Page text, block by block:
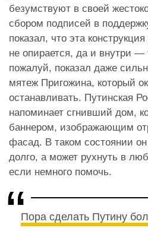
безумствуют в своей
сбором подписей в
показал, что эта
не опирается, да и внутри
пожалуй, показал даже
мятеж Пригожина, который
останавливать. Путинская
напоминает сгнивший дом,
баннером, изображающим
фасад. В таком состоянии
долго, а может рухнуть в
если немного помочь.
Пора сделать Путину